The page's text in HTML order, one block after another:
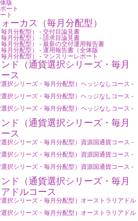
版
ート
ト
ーカス（毎月分配型）
月分配型） - 交付目論見書
月分配型） - 請求目論見書
月分配型） - 最新の交付運用報告書
月分配型） - 運用報告書（全体版
月分配型） - マンスリーレポート
ド（通貨選択シリーズ・毎月
ス
択シリーズ・毎月分配型）ヘッジなしコース -
択シリーズ・毎月分配型）ヘッジなしコース -
択シリーズ・毎月分配型）ヘッジなしコース -
ド（通貨選択シリーズ・毎月
ス
択シリーズ・毎月分配型）資源国通貨コース -
択シリーズ・毎月分配型）資源国通貨コース -
択シリーズ・毎月分配型）資源国通貨コース -
ド（通貨選択シリーズ・毎月
ドルコース
択シリーズ・毎月分配型）オーストラリアドル
択シリーズ・毎月分配型）オーストラリアドル